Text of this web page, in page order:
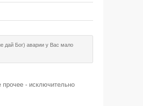
дай Бог) аварии у Вас мало
прочее - исключительно